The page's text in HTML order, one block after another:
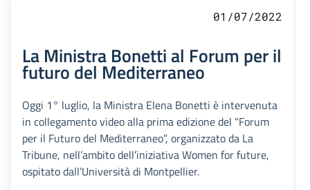
01/07/2022
La Ministra Bonetti al Forum per il
futuro del Mediterraneo
Oggi 1° luglio, la Ministra Elena Bonetti è intervenuta
in collegamento video alla prima edizione del “Forum
per il Futuro del Mediterraneo”, organizzato da La
Tribune, nell’ambito dell’iniziativa Women for future,
ospitato dall’Università di Montpellier.